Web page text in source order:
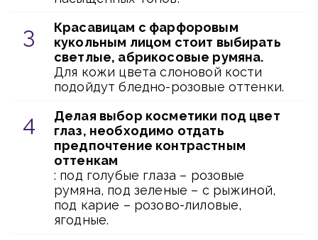
Красавицам с фарфоровым
кукольным лицом стоит выбирать
светлые, абрикосовые румяна.
Для кожи цвета слоновой кости
подойдут бледно-розовые оттенки.
Делая выбор косметики под цвет
глаз, необходимо отдать
предпочтение контрастным
оттенкам
: под голубые глаза – розовые
румяна, под зеленые – с рыжиной,
под карие – розово-лиловые,
ягодные.